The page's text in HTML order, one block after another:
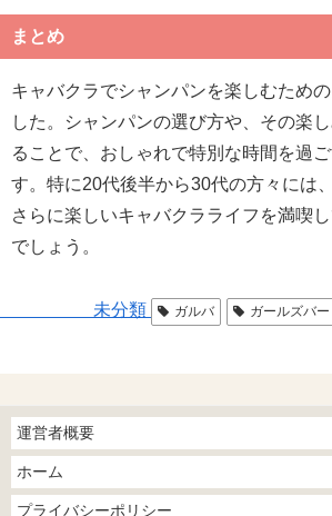
まとめ
キャバクラでシャンパンを楽しむため
した。シャンパンの選び方や、その楽
ることで、おしゃれで特別な時間を過
す。特に20代後半から30代の方々には
さらに楽しいキャバクラライフを満喫
でしょう。
未分類 ガルバ ガールズバー
運営者概要
ホーム
プライバシーポリシー